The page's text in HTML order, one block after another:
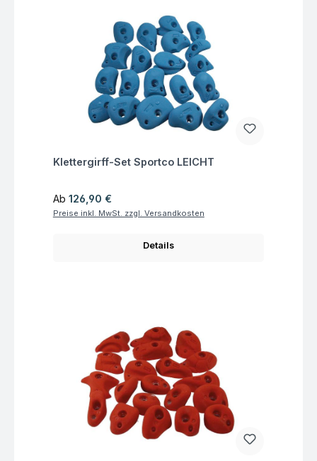
Fragen zum Artikel
Klettergirff-Set Sportco LEICHT
Regulärer Preis:
Ab 126,90 €
Preise inkl. MwSt. zzgl. Versandkosten
Details